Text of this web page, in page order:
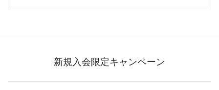
新規入会限定キャンペーン